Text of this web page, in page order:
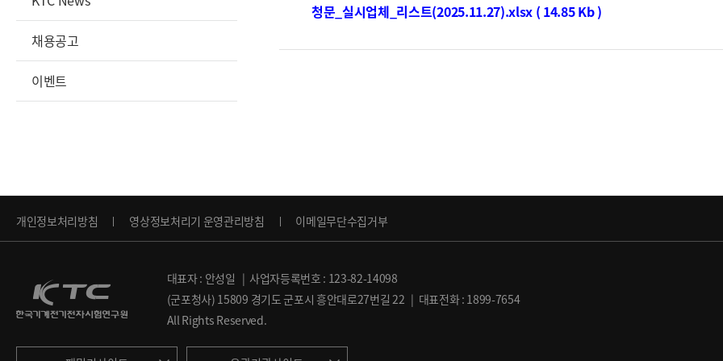
채용공고
이벤트
청문_실시업체_리스트(2025.11.27).xlsx ( 14.85 Kb )
개인정보처리방침 영상정보처리기 운영관리방침 이메일무단수집거부
대표자 : 안성일 | 사업자등록번호 : 123-82-14098
(군포청사) 15809 경기도 군포시 흥안대로27번길 22 | 대표전화 : 1899-7654
All Rights Reserved.